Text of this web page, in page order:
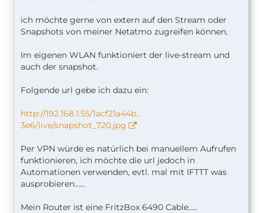
ich möchte gerne von extern auf den Stream oder
Snapshots von meiner Netatmo zugreifen können.
Im eigenen WLAN funktioniert der live-stream und
auch der snapshot.
Folgende url gebe ich dazu ein:
http://192.168.1.55/1acf21a44b…
3e6/live/snapshot_720.jpg
Per VPN würde es natürlich bei manuellem Aufrufen
funktionieren, ich möchte die url jedoch in
Automationen verwenden, evtl. mal mit IFTTT was
ausprobieren......
Mein Router ist eine FritzBox 6490 Cable.....